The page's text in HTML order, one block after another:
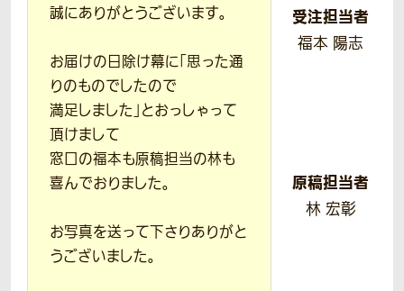
誠にありがとうございます。
お届けの日除け幕に「思った通
りのものでしたので
満足しました」とおっしゃって
頂けまして
窓口の福本も原稿担当の林も
喜んでおりました。
お写真を送って下さりありがと
うございました。
受注担当者
福本 陽志
原稿担当者
林 宏彰